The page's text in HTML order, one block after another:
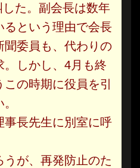
た。副会長は数年
るという理由で会長
委員も、代わりの
しかし、4月も終
の時期に役員を引
事長先生に別室に呼
うが、再発防止のた